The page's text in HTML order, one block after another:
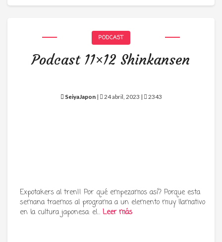
PODCAST
Podcast 11×12 Shinkansen
SeiyaJapon| 24 abril, 2023 | 2343
Expotakers al tren!! Por qué empezamos así? Porque esta
semana traemos al programa a un elemento muy llamativo
en la cultura japonesa: el… Leer más